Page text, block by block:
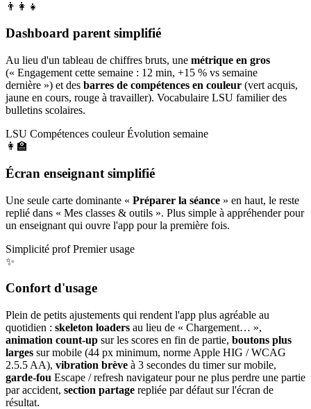
👨‍👩‍👧
Dashboard parent simplifié
Au lieu d'un tableau de chiffres bruts, une métrique en gros
(« Engagement cette semaine : 12 min, +15 % vs semaine
dernière ») et des barres de compétences en couleur (vert acquis,
jaune en cours, rouge à travailler). Vocabulaire LSU familier des
bulletins scolaires.
LSU Compétences couleur Évolution semaine
👩‍🏫
Écran enseignant simplifié
Une seule carte dominante « Préparer la séance » en haut, le reste
replié dans « Mes classes & outils ». Plus simple à appréhender pour
un enseignant qui ouvre l'app pour la première fois.
Simplicité prof Premier usage
✨
Confort d'usage
Plein de petits ajustements qui rendent l'app plus agréable au
quotidien : skeleton loaders au lieu de « Chargement… »,
animation count-up sur les scores en fin de partie, boutons plus
larges sur mobile (44 px minimum, norme Apple HIG / WCAG
2.5.5 AA), vibration brève à 3 secondes du timer sur mobile,
garde-fou Escape / refresh navigateur pour ne plus perdre une partie
par accident, section partage repliée par défaut sur l'écran de
résultat.